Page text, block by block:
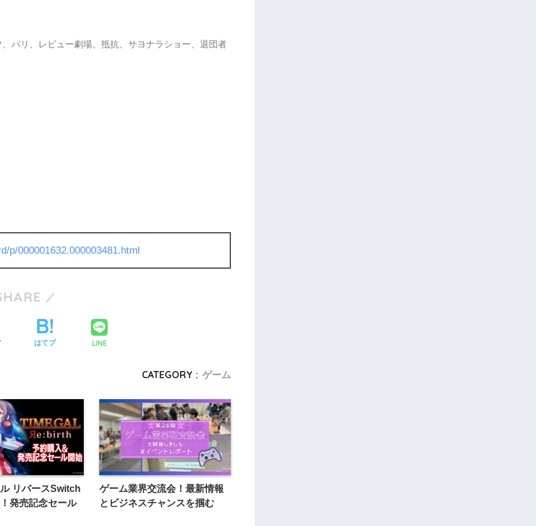
パリ、レビュー劇場、抵抗、サヨナラショー、退団者
p/000001632.000003481.html
はてブ LINE
CATEGORY : ゲーム
リバースSwitch
発売記念セール
ゲーム業界交流会！最新情報
とビジネスチャンスを掴む